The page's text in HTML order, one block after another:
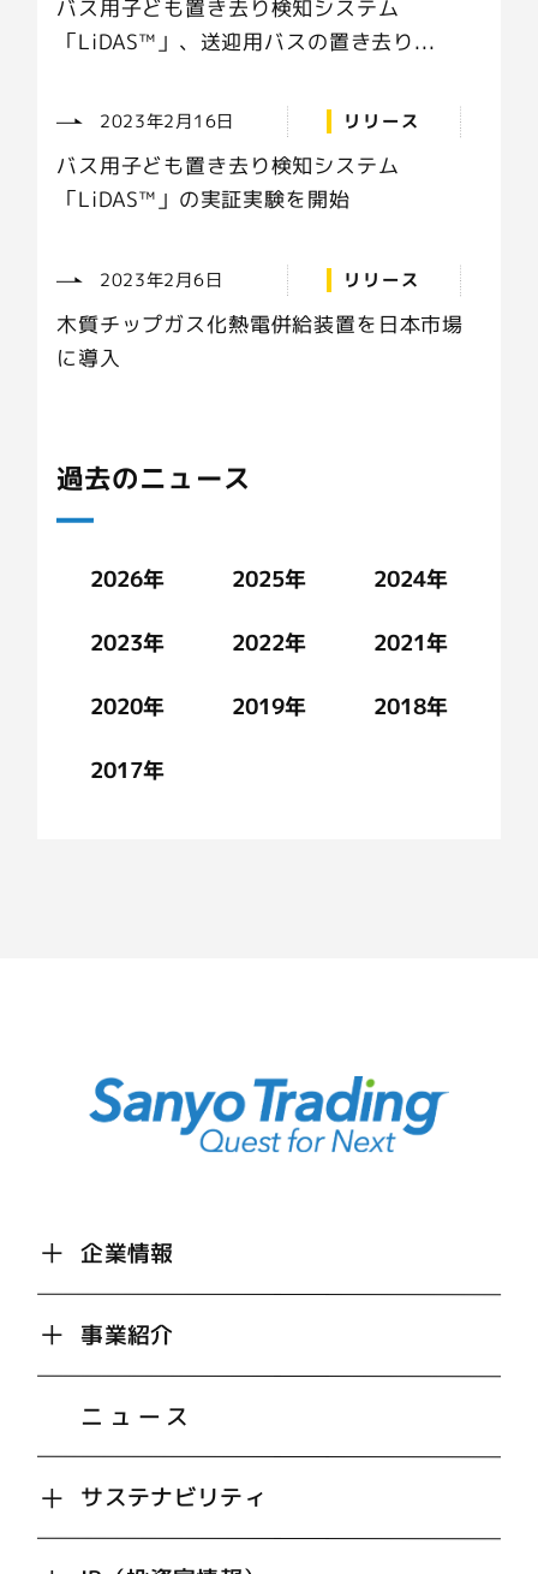
バス用子ども置き去り検知システム
「LiDAS™」、送迎用バスの置き去り...
2023年2月16日 リリース
バス用子ども置き去り検知システム
「LiDAS™」の実証実験を開始
2023年2月6日 リリース
木質チップガス化熱電併給装置を日本市場
に導入
過去のニュース
2026年 2025年 2024年
2023年 2022年 2021年
2020年 2019年 2018年
2017年
企業情報
事業紹介
ニュース
サステナビリティ